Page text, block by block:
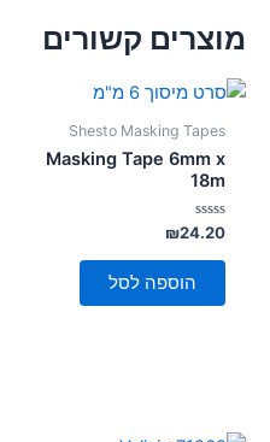
מוצרים קשורים
Shesto Masking Tapes
Masking Tape 6mm x
18m
דורג
0
מתוך
₪24.20
הוספה לסל